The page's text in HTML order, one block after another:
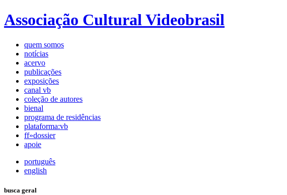
Associação Cultural Videobrasil
quem somos
notícias
acervo
publicações
exposições
canal vb
coleção de autores
bienal
programa de residências
plataforma:vb
ff»dossier
apoie
português
english
busca geral